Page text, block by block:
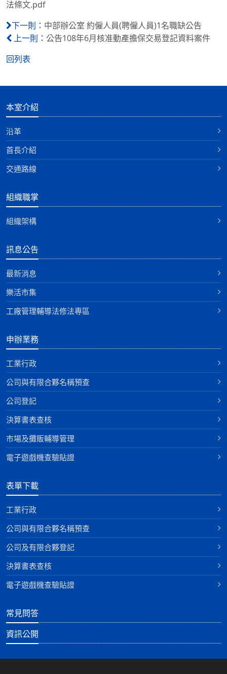
法條文.pdf
下一則： 中部辦公室 約僱人員(聘僱人員)1名職缺公告
上一則： 公告108年6月核准動產擔保交易登記資料案件
回列表
本室介紹
沿革
首長介紹
交通路線
組織職掌
組織架構
訊息公告
最新消息
樂活市集
工廠管理輔導法修法專區
申辦業務
工業行政
公司與有限合夥名稱預查
公司登記
決算書表查核
巿場及攤販輔導管理
電子遊戲機查驗貼證
表單下載
工業行政
公司與有限合夥名稱預查
公司及有限合夥登記
決算書表查核
電子遊戲機查驗貼證
常見問答
資訊公開